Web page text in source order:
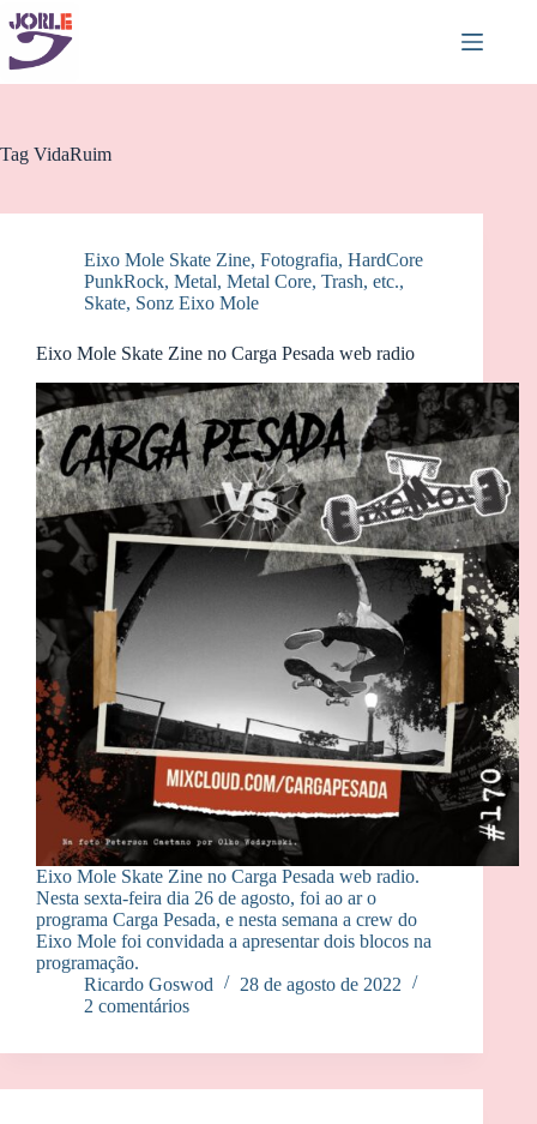
Pular
para
conteúdo
Tag VidaRuim
Eixo Mole Skate Zine, Fotografia, HardCore
PunkRock, Metal, Metal Core, Trash, etc.,
Skate, Sonz Eixo Mole
Eixo Mole Skate Zine no Carga Pesada web radio
Eixo Mole Skate Zine no Carga Pesada web radio.
Nesta sexta-feira dia 26 de agosto, foi ao ar o
programa Carga Pesada, e nesta semana a crew do
Eixo Mole foi convidada a apresentar dois blocos na
programação.
Ricardo Goswod
28 de agosto de 2022
2 comentários